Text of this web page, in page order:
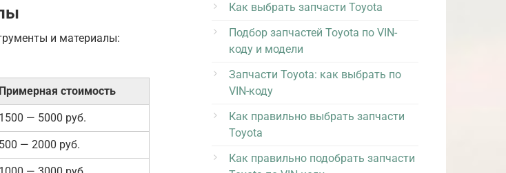
и материалы:
Примерная стоимость
1500 — 5000 руб.
500 — 2000 руб.
Как выбрать запчасти Toyota
Подбор запчастей Toyota по VIN-
коду и модели
Запчасти Toyota: как выбрать по
VIN-коду
Как правильно выбрать запчасти
Toyota
Как правильно подобрать запчасти